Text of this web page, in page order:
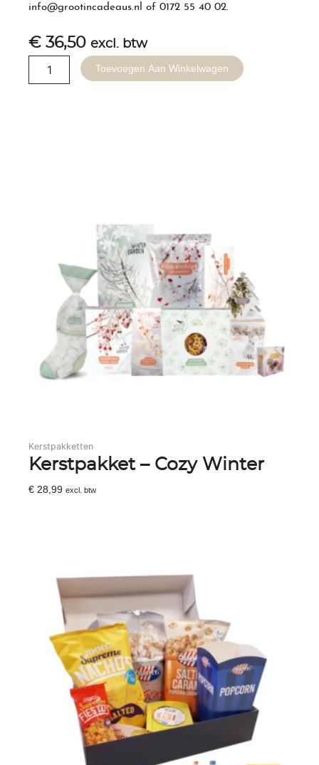
info@grootincadeaus.nl of0172 55 40 02.
€ 36,50 excl. btw
Kerstpakket
Toevoegen Aan Winkelwagen
Kerstpakketten
Kerstpakket – Cozy Winter
€ 28,99 excl. btw